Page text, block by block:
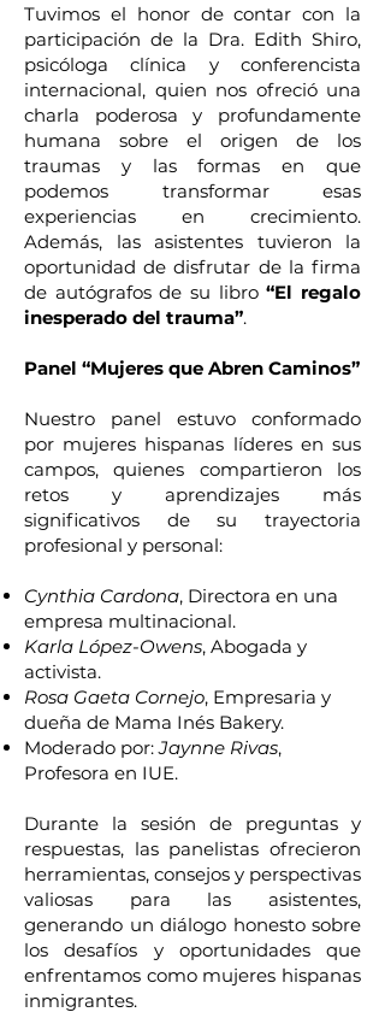
Tuvimos el honor de contar con la
participación de la Dra. Edith Shiro,
psicóloga clínica y conferencista
internacional, quien nos ofreció una
charla poderosa y profundamente
humana sobre el origen de los
traumas y las formas en que
podemos transformar esas
experiencias en crecimiento.
Además, las asistentes tuvieron la
oportunidad de disfrutar de la firma
de autógrafos de su libro“El regalo
inesperado del trauma”.
Panel “Mujeres que Abren Caminos”
Nuestro panel estuvo conformado
por mujeres hispanas líderes en sus
campos, quienes compartieron los
retos y aprendizajes más
significativos de su trayectoria
profesional y personal:
Cynthia Cardona, Directora en una
empresa multinacional.
Karla López-Owens, Abogada y
activista.
Rosa Gaeta Cornejo, Empresaria y
dueña de Mama Inés Bakery.
Moderado por:Jaynne Rivas,
Profesora en IUE.
Durante la sesión de preguntas y
respuestas, las panelistas ofrecieron
herramientas, consejos y perspectivas
valiosas para las asistentes,
generando un diálogo honesto sobre
los desafíos y oportunidades que
enfrentamos como mujeres hispanas
inmigrantes.